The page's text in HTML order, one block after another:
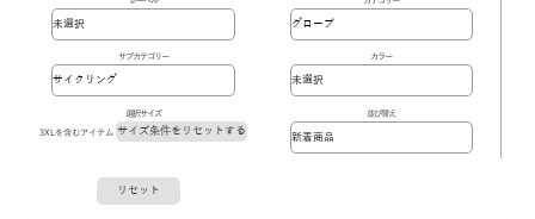
サブカテゴリー カラー
選択サイズ
3XLを含むアイテム サイズ条件をリセットする
並び替え
リセット